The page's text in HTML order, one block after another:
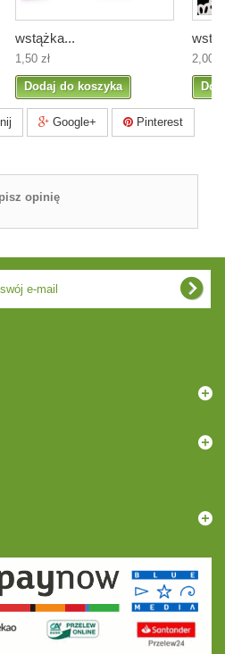
wstążka...
1,50 zł
Dodaj do koszyka
2,00
Google+ Pinterest
opinię